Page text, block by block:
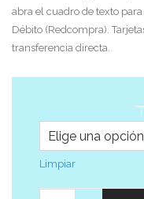
abra el cuadro de texto
Débito (Redcompra).
transferencia directa.
Limpiar